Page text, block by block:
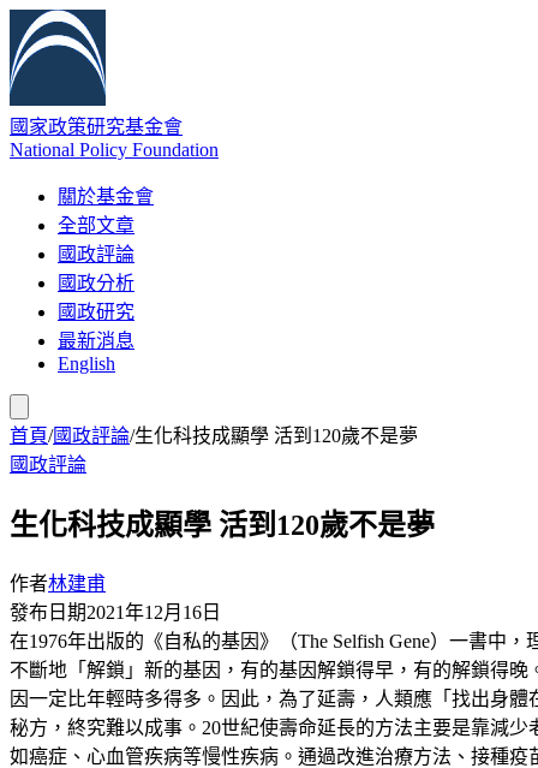
國家政策研究基金會
National Policy Foundation
關於基金會
全部文章
國政評論
國政分析
國政研究
最新消息
English
首頁/國政評論/生化科技成顯學 活到120歲不是夢
國政評論
生化科技成顯學 活到120歲不是夢
作者林建甫
發布日期2021年12月16日
在1976年出版的《自私的基因》（The Selfish Gene）一書中
不斷地「解鎖」新的基因，有的基因解鎖得早，有的解鎖得
因一定比年輕時多得多。因此，為了延壽，人類應「找出身
秘方，終究難以成事。20世紀使壽命延長的方法主要是靠減
如癌症、心血管疾病等慢性疾病。通過改進治療方法、接種